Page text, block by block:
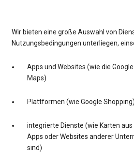
Wir bieten eine große Auswahl von
Nutzungsbedingungen unterliegen,
Apps und Websites (wie die
Maps)
Plattformen (wie Google Shopping)
integrierte Dienste (wie Karten aus
Apps oder Websites anderer
sind)